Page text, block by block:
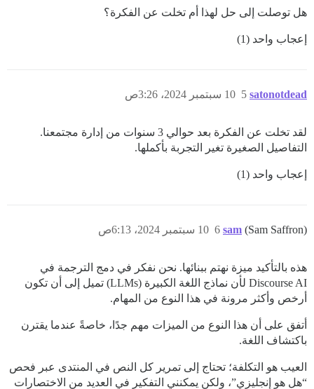
هل توصلت إلى حل لهذا أم تخلت عن الفكرة؟
إعجاب واحد (1)
satonotdead 10 سبتمبر 2024، 3:26ص 5
لقد تخلت عن الفكرة بعد حوالي 3 سنوات من إدارة مجتمعنا.
التفاصيل الصغيرة تغير التجربة بأكملها.
إعجاب واحد (1)
sam (Sam Saffron) 10 سبتمبر 2024، 6:13ص 6
هذه بالتأكيد ميزة نهتم ببنائها. نحن نفكر في دمج الترجمة في
Discourse AI لأن نماذج اللغة الكبيرة (LLMs) تميل إلى أن تكون
أرخص وأكثر مرونة في هذا النوع من المهام.
أتفق على أن هذا النوع من الميزات مهم جدًا، خاصةً عندما يقترن
باكتشاف اللغة.
العيب هو التكلفة؛ تحتاج إلى تمرير كل النص في المنتدى عبر فحص
“هل هو إنجليزي”، ولكن يمكنني التفكير في العديد من الاختصارات